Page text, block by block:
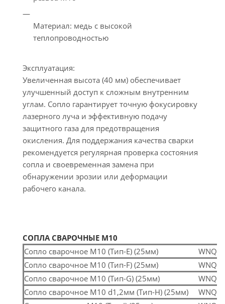
Материал: медь с высокой
теплопроводностью
Эксплуатация:
Увеличенная высота (40 мм) обеспечивает
улучшенный доступ к сложным внутренним
углам. Сопло гарантирует точную фокусировку
лазерного луча и эффективную подачу
защитного газа для предотвращения
окисления. Для поддержания качества сварки
рекомендуется регулярная проверка состояния
сопла и своевременная замена при
обнаружении эрозии или деформации
рабочего канала.
СОПЛА СВАРОЧНЫЕ М10
Сопло сварочное M10 (Тип-E) (25мм)
WNQ-
Сопло сварочное M10 (Тип-F) (25мм)
WNQ-
Сопло сварочное M10 (Тип-G) (25мм)
WNQ-
Сопло сварочное M10 d1,2мм (Тип-H) (25мм)
WNQ-